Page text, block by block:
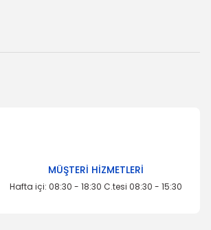
MÜŞTERİ HİZMETLERİ
Hafta içi: 08:30 - 18:30 C.tesi 08:30 - 15:30